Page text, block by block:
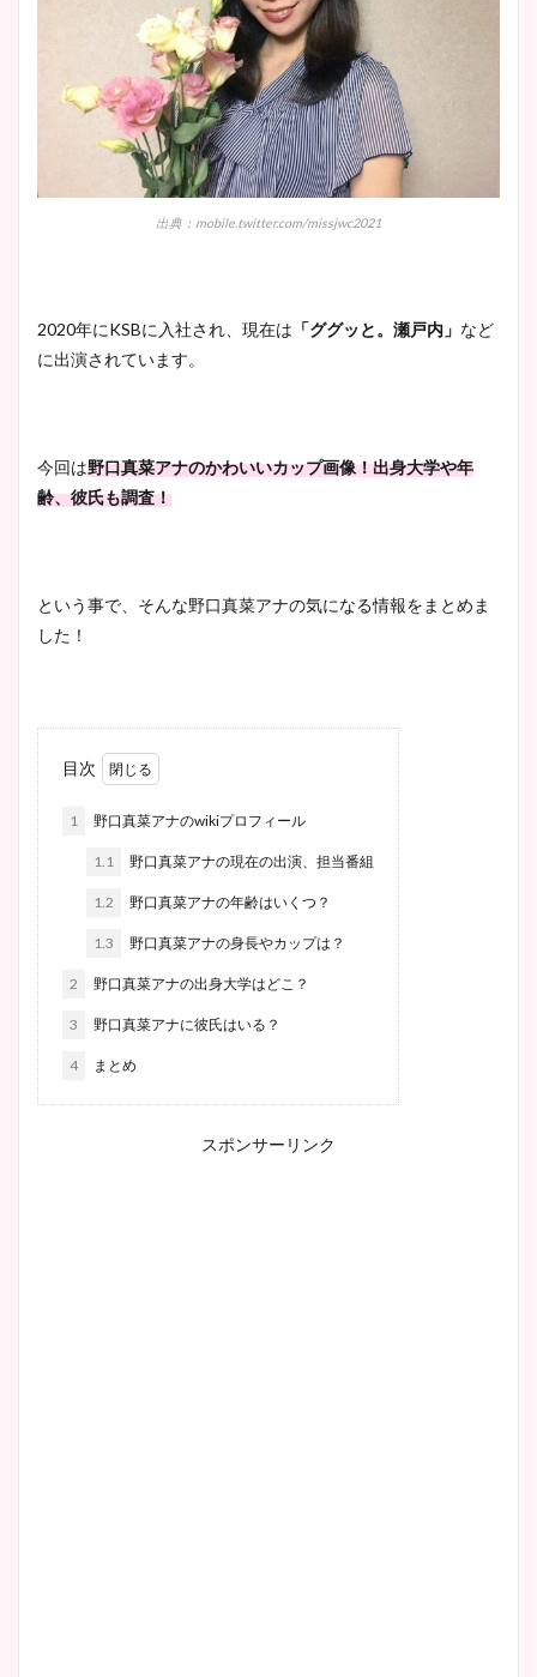
出典：mobile.twitter.com/missjwc2021
2020年にKSBに入社され、現在は 「ググッと。瀬戸内」 など
に出演されています。
今回は野口真菜アナのかわいいカップ画像！出身大学や年
齢、彼氏も調査！
という事で、そんな野口真菜アナの気になる情報をまとめま
した！
目次
1 野口真菜アナのwikiプロフィール
1.1 野口真菜アナの現在の出演、担当番組
1.2 野口真菜アナの年齢はいくつ？
1.3 野口真菜アナの身長やカップは？
2 野口真菜アナの出身大学はどこ？
3 野口真菜アナに彼氏はいる？
4 まとめ
スポンサーリンク